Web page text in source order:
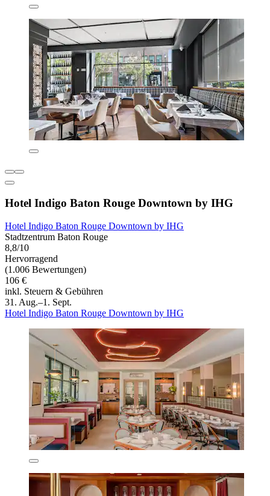
Hotel Indigo Baton Rouge Downtown by IHG
Hotel Indigo Baton Rouge Downtown by IHG
Stadtzentrum Baton Rouge
8,8/10
Hervorragend
(1.006 Bewertungen)
106 €
inkl. Steuern & Gebühren
31. Aug.–1. Sept.
Hotel Indigo Baton Rouge Downtown by IHG